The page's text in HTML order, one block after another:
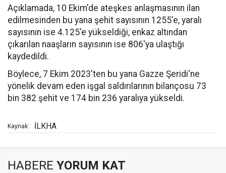
Açıklamada, 10 Ekim'de ateşkes anlaşmasının ilan
edilmesinden bu yana şehit sayısının 1255'e, yaralı
sayısının ise 4.125'e yükseldiği, enkaz altından
çıkarılan naaşların sayısının ise 806'ya ulaştığı
kaydedildi.
Böylece, 7 Ekim 2023'ten bu yana Gazze Şeridi'ne
yönelik devam eden işgal saldırılarının bilançosu 73
bin 382 şehit ve 174 bin 236 yaralıya yükseldi.
Kaynak: İLKHA
HABERE YORUM KAT